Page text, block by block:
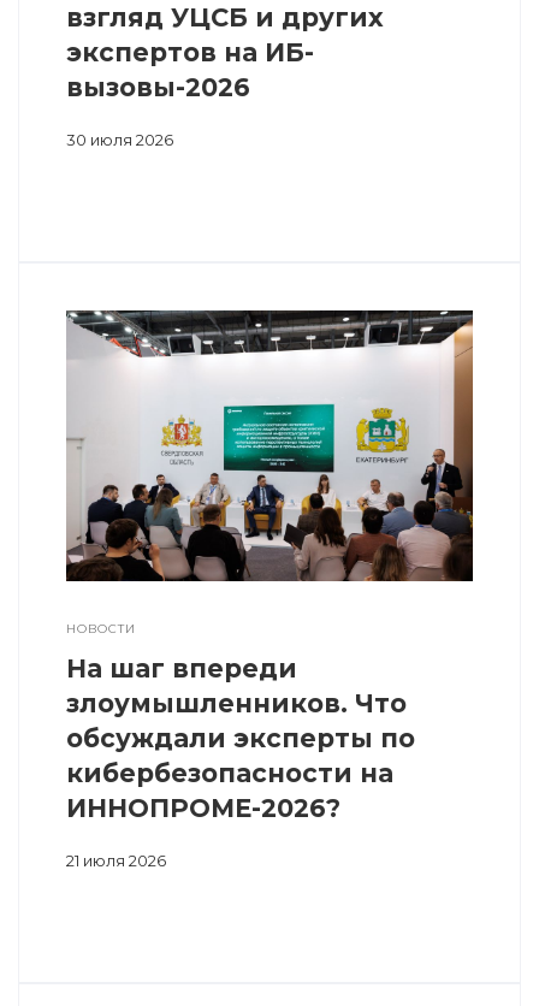
взгляд УЦСБ и других
экспертов на ИБ-
вызовы-2026
30 июля 2026
НОВОСТИ
На шаг впереди
злоумышленников. Что
обсуждали эксперты по
кибербезопасности на
ИННОПРОМЕ-2026?
21 июля 2026